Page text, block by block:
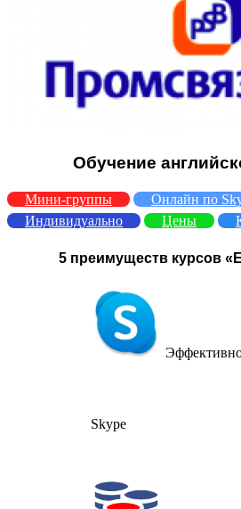
Обучение
Мини-группы
Онлайн по
Индивидуально
Цены
5 преимуществ курсов
Skype